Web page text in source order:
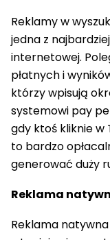
Reklamy w
jedna z
internetowej.
płatnych i
którzy wpisują
systemowi pay
gdy ktoś kliknie w
to bardzo
generować duży
Reklama
Reklama